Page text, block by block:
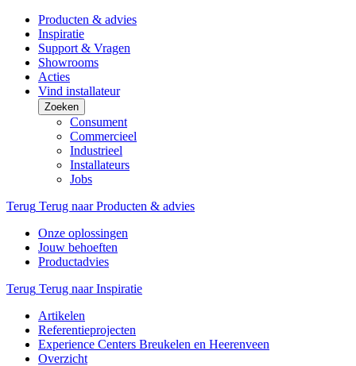
Producten & advies
Inspiratie
Support & Vragen
Showrooms
Acties
Vind installateur
Zoeken
Consument
Commercieel
Industrieel
Installateurs
Jobs
Terug Terug naar Producten & advies
Onze oplossingen
Jouw behoeften
Productadvies
Terug Terug naar Inspiratie
Artikelen
Referentieprojecten
Experience Centers Breukelen en Heerenveen
Overzicht